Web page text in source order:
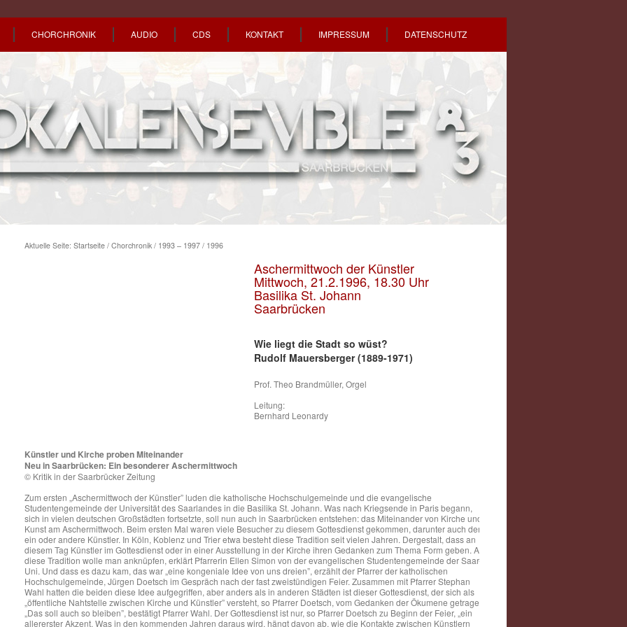
CHORCHRONIK AUDIO CDS KONTAKT IMPRESSUM DATENSCHUTZ
Aktuelle Seite: Startseite / Chorchronik / 1993 – 1997 / 1996
Aschermittwoch der Künstler
Mittwoch, 21.2.1996, 18.30 Uhr
Basilika St. Johann
Saarbrücken
Wie liegt die Stadt so wüst?
Rudolf Mauersberger (1889-1971)
Prof. Theo Brandmüller, Orgel
Leitung:
Bernhard Leonardy
Künstler und Kirche proben Miteinander
Neu in Saarbrücken: Ein besonderer Aschermittwoch
© Kritik in der Saarbrücker Zeitung
Zum ersten „Aschermittwoch der Künstler” luden die katholische Hochschulgemeinde und die evangelische
Studentengemeinde der Universität des Saarlandes in die Basilika St. Johann. Was nach Kriegsende in Paris begann,
sich in vielen deutschen Großstädten fortsetzte, soll nun auch in Saarbrücken entstehen: das Miteinander von Kirche und
Kunst am Aschermittwoch. Beim ersten Mal waren viele Besucher zu diesem Gottesdienst gekommen, darunter auch der
ein oder andere Künstler. In Köln, Koblenz und Trier etwa besteht diese Tradition seit vielen Jahren. Dergestalt, dass an
diesem Tag Künstler im Gottesdienst oder in einer Ausstellung in der Kirche ihren Gedanken zum Thema Form geben. An
diese Tradition wolle man anknüpfen, erklärt Pfarrerin Ellen Simon von der evangelischen Studentengemeinde der Saar-
Uni. Und dass es dazu kam, das war „eine kongeniale Idee von uns dreien”, erzählt der Pfarrer der katholischen
Hochschulgemeinde, Jürgen Doetsch im Gespräch nach der fast zweistündigen Feier. Zusammen mit Pfarrer Stephan
Wahl hatten die beiden diese Idee aufgegriffen, aber anders als in anderen Städten ist dieser Gottesdienst, der sich als
„öffentliche Nahtstelle zwischen Kirche und Künstler” versteht, so Pfarrer Doetsch, vom Gedanken der Ökumene getragen.
„Das soll auch so bleiben”, bestätigt Pfarrer Wahl. Der Gottesdienst ist nur, so Pfarrer Doetsch zu Beginn der Feier, „ein
allererster Akzent. Was in den kommenden Jahren daraus wird, hängt davon ab, wie die Kontakte zwischen Künstlern